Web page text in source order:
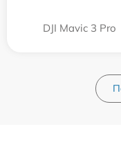
DJI Mavic 3 Pro